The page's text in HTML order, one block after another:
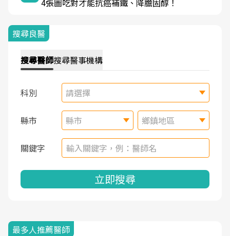
4張圖吃對才能抗癌補鐵、降膽固醇！
搜尋良醫
搜尋醫師搜尋醫事機構
科別 請選擇
縣市 縣市 鄉鎮地區
關鍵字
立即搜尋
最多人推薦醫師